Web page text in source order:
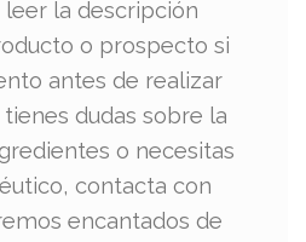
la descripción
o prospecto si
antes de realizar
dudas sobre la
o necesitas
contacta con
encantados de